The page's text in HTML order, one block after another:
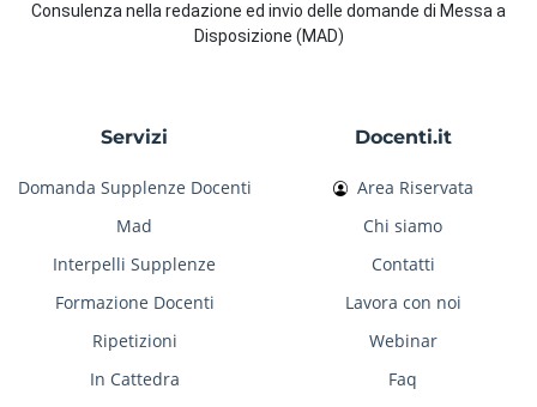
Consulenza nella redazione ed invio delle domande di Messa a
Disposizione (MAD)
Servizi
Domanda Supplenze Docenti
Mad
Interpelli Supplenze
Formazione Docenti
Ripetizioni
In Cattedra
Docenti.it
Area Riservata
Chi siamo
Contatti
Lavora con noi
Webinar
Faq